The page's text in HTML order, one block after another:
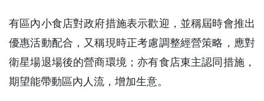
有區內小食店對政府措施表示歡迎，並稱屆時會推出
優惠活動配合，又稱現時正考慮調整經營策略，應對
衛星場退場後的營商環境；亦有食店東主認同措施，
期望能帶動區內人流，增加生意。